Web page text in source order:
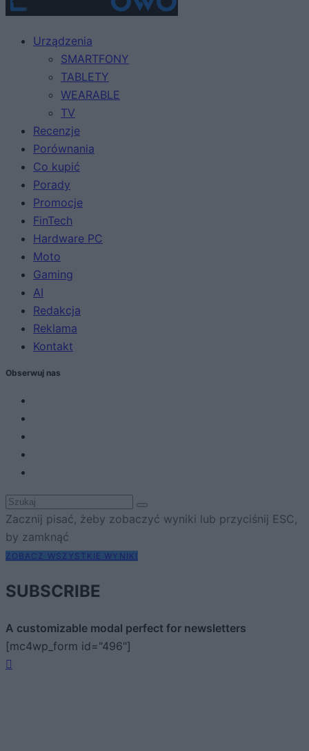
Urządzenia
SMARTFONY
TABLETY
WEARABLE
TV
Recenzje
Porównania
Co kupić
Porady
Promocje
FinTech
Hardware PC
Moto
Gaming
AI
Redakcja
Reklama
Kontakt
Obserwuj nas
Zacznij pisać, żeby zobaczyć wyniki lub przyciśnij ESC,
by zamknąć
ZOBACZ WSZYSTKIE WYNIKI
SUBSCRIBE
A customizable modal perfect for newsletters
[mc4wp_form id="496"]